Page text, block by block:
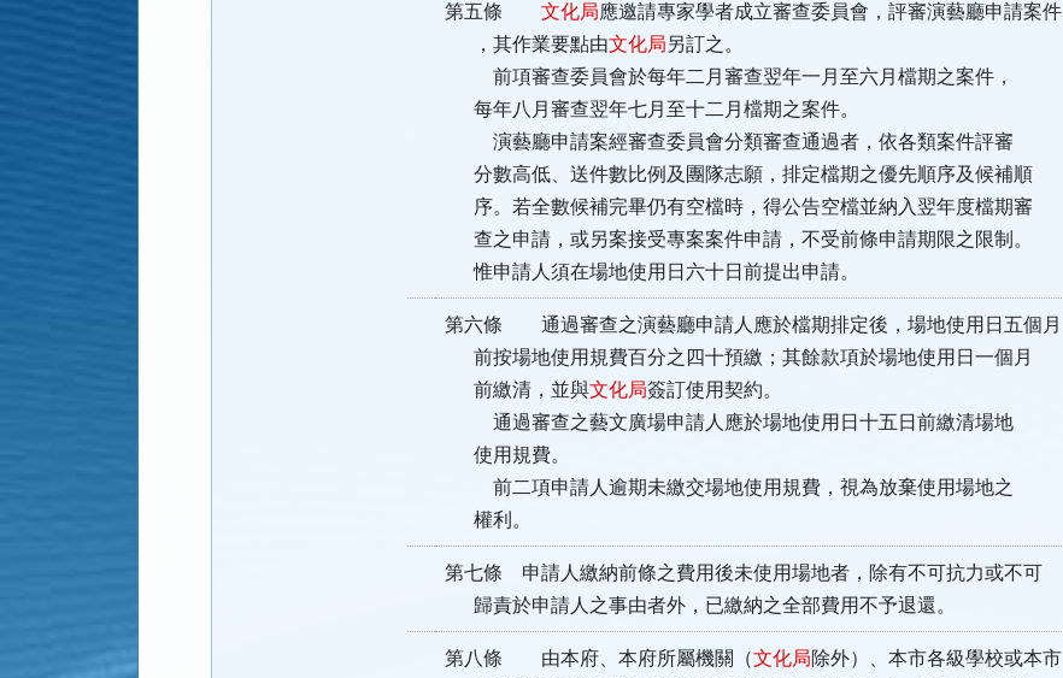
第五條文化局應邀請專家學者成立審查委員會，評審演藝廳申請案件
，其作業要點由文化局另訂之。
前項審查委員會於每年二月審查翌年一月至六月檔期之案件，
每年八月審查翌年七月至十二月檔期之案件。
演藝廳申請案經審查委員會分類審查通過者，依各類案件評審
分數高低、送件數比例及團隊志願，排定檔期之優先順序及候補順
序。若全數候補完畢仍有空檔時，得公告空檔並納入翌年度檔期審
查之申請，或另案接受專案案件申請，不受前條申請期限之限制。
惟申請人須在場地使用日六十日前提出申請。
第六條 通過審查之演藝廳申請人應於檔期排定後，場地使用日五個月
前按場地使用規費百分之四十預繳；其餘款項於場地使用日一個月
前繳清，並與文化局簽訂使用契約。
通過審查之藝文廣場申請人應於場地使用日十五日前繳清場地
使用規費。
前二項申請人逾期未繳交場地使用規費，視為放棄使用場地之
權利。
第七條 申請人繳納前條之費用後未使用場地者，除有不可抗力或不可
歸責於申請人之事由者外，已繳納之全部費用不予退還。
第八條 由本府、本府所屬機關（文化局除外）、本市各級學校或本市